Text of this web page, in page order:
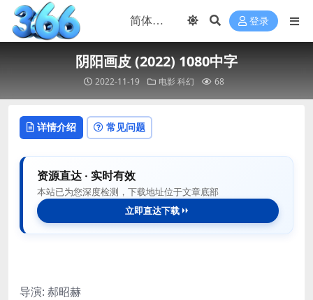
登录
阴阳画皮 (2022) 1080中字
2022-11-19 电影 科幻 68
详情介绍 常见问题
资源直达 · 实时有效
本站已为您深度检测，下载地址位于文章底部
立即直达下载
导演: 郝昭赫